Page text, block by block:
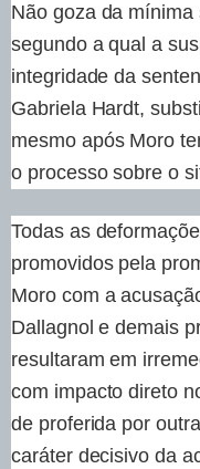
Não goza da
segundo a qual a
integridade da
Gabriela Hardt,
mesmo após Moro
o processo sobre o
Todas as
promovidos pela
Moro com a
Dallagnol e demais
resultaram em
com impacto direto
de proferida por
caráter decisivo da